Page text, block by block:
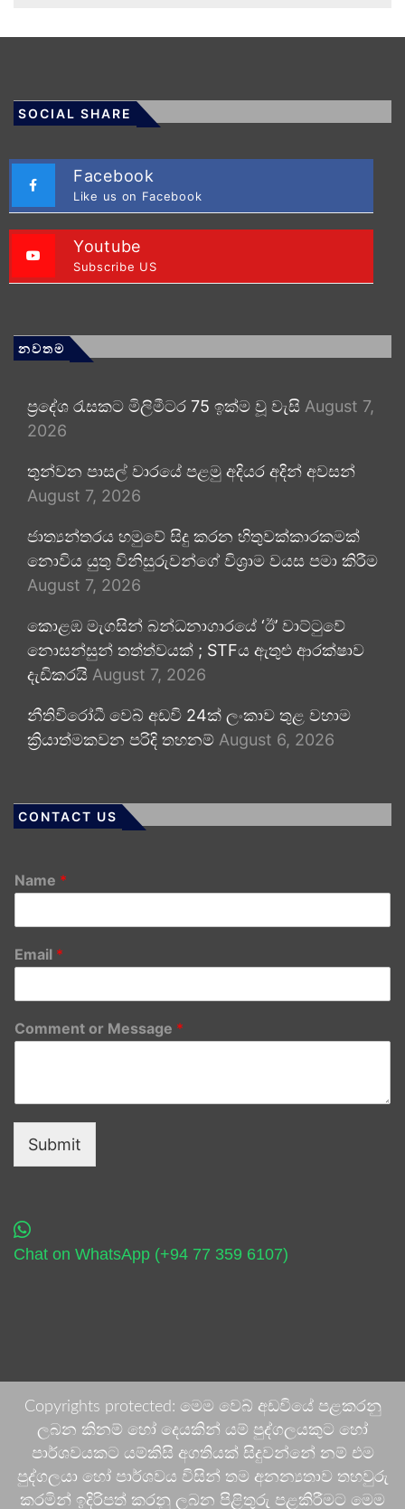
SOCIAL SHARE
Facebook
Like us on Facebook
Youtube
Subscribe US
නවතම
ප්‍රදේශ රැසකට මිලිමීටර 75 ඉක්ම වූ වැසි August 7,
2026
තුන්වන පාසල් වාරයේ පළමු අදියර අදින් අවසන්
August 7, 2026
ජාත්‍යන්තරය හමුවේ සිදු කරන හිතුවක්කාරකමක්
නොවිය යුතු විනිසුරුවන්ගේ විශ්‍රාම වයස පමා කිරීම
August 7, 2026
කොළඹ මැගසින් බන්ධනාගාරයේ ‘ඊ’ වාට්ටුවේ
නොසන්සුන් තත්ත්වයක් ; STFය ඇතුළු ආරක්ෂාව
දැඩිකරයි August 7, 2026
නීතිවිරෝධී වෙබ් අඩවි 24ක් ලංකාව තුළ වහාම
ක්‍රියාත්මකවන පරිදි තහනම් August 6, 2026
CONTACT US
Name *
Email *
Comment or Message *
Submit
Chat on WhatsApp (+94 77 359 6107)
Copyrights protected: මෙම වෙබ් අඩවියේ පළකරනු
ලබන කිනම් හෝ දෙයකින් යම් පුද්ගලයකුට හෝ
පාර්ශවයකට යම්කිසි අගතියක් සිදුවන්නේ නම් එම
පුද්ගලයා හෝ පාර්ශවය විසින් තම අනන්‍යතාව තහවුරු
කරමින් ඉදිරිපත් කරනු ලබන පිළිතුරු පළකිරීමට මෙම